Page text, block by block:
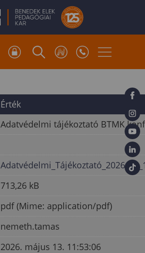
Érték
Adatvédelmi tájékoztató BTMK
713,26 kB
pdf (Mime: application/pdf)
nemeth.tamas
2026. május 13. 11:53:06